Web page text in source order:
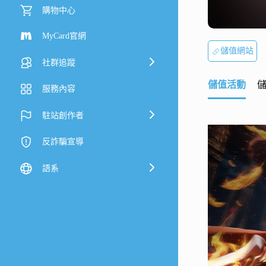
購物中心
MyCard官網
社群追蹤
服務內容
駐站創作者
反詐騙宣導
語系
儲值網站
儲值活動